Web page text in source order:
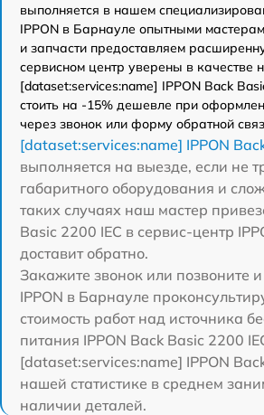
выполняется в нашем
IPPON в Барнауле опытными
и запчасти предоставляем
сервисном центр уверены в качестве
[dataset:services:name] IPPON Back
стоить на -15% дешевле при
через звонок или форму обратной
[dataset:services:name] IPPON
выполняется на выезде, если не
габаритного оборудования и
таких случаях наш мастер
Basic 2200 IEC в сервис-центр
доставит обратно.
Закажите звонок или позвоните
IPPON в Барнауле
стоимость работ над источника
питания IPPON Back Basic 2200
[dataset:services:name] IPPON
нашей статистике в среднем
наличии деталей.